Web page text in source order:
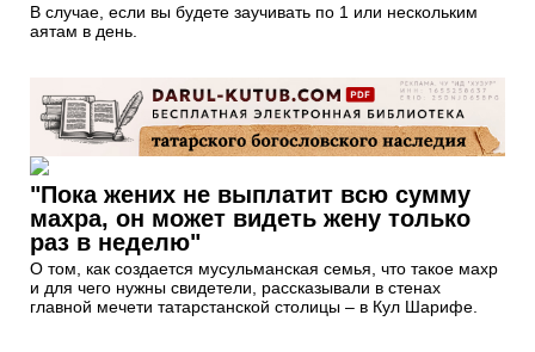
В случае, если вы будете заучивать по 1 или нескольким
аятам в день.
"Пока жених не выплатит всю сумму
махра, он может видеть жену только
раз в неделю"
О том, как создается мусульманская семья, что такое махр
и для чего нужны свидетели, рассказывали в стенах
главной мечети татарстанской столицы – в Кул Шарифе.